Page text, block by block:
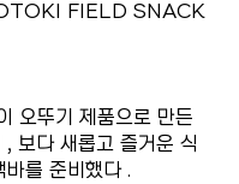
FIELD SNACK
오뚜기 제품으로 만든
, 보다 새롭고 즐거운 식
를 준비했다 .